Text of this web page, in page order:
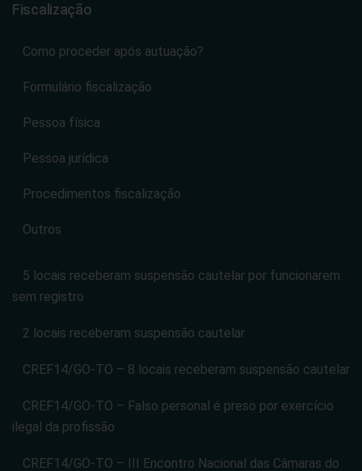
Fiscalização
Como proceder após autuação?
Formulário fiscalização
Pessoa física
Pessoa jurídica
Procedimentos fiscalização
Outros
5 locais receberam suspensão cautelar por funcionarem
sem registro
2 locais receberam suspensão cautelar
CREF14/GO-TO – 8 locais receberam suspensão cautelar
CREF14/GO-TO – Falso personal é preso por exercício
ilegal da profissão
CREF14/GO-TO – III Encontro Nacional das Câmaras do